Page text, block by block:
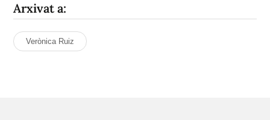
Arxivat a:
Verònica Ruiz